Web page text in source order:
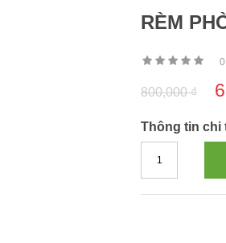
RÈM
0
800,000₫
Thông tin chi